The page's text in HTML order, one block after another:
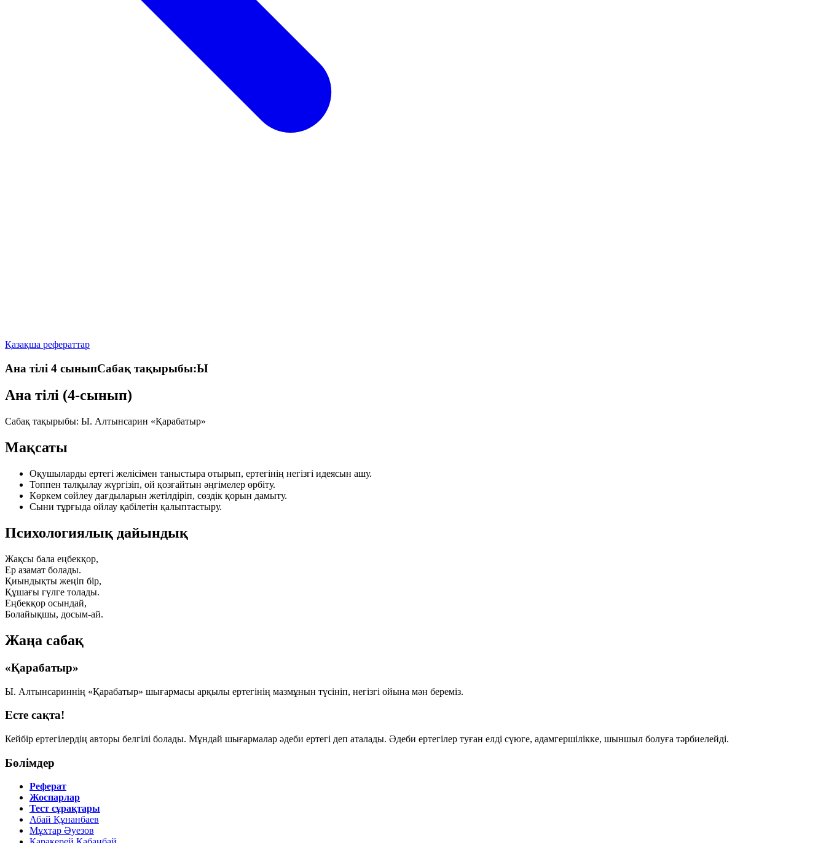
Қазақша рефераттар
Ана тілі 4 сыныпСабақ тақырыбы:Ы
Ана тілі (4-сынып)
Сабақ тақырыбы: Ы. Алтынсарин «Қарабатыр»
Мақсаты
Оқушыларды ертегі желісімен таныстыра отырып, ертегінің негізгі идеясын ашу.
Топпен талқылау жүргізіп, ой қозғайтын әңгімелер өрбіту.
Көркем сөйлеу дағдыларын жетілдіріп, сөздік қорын дамыту.
Сыни тұрғыда ойлау қабілетін қалыптастыру.
Психологиялық дайындық
Жақсы бала еңбекқор,
Ер азамат болады.
Қиындықты жеңіп бір,
Құшағы гүлге толады.
Еңбекқор осындай,
Болайықшы, досым-ай.
Жаңа сабақ
«Қарабатыр»
Ы. Алтынсариннің «Қарабатыр» шығармасы арқылы ертегінің мазмұнын түсініп, негізгі ойына мән береміз.
Есте сақта!
Кейбір ертегілердің авторы белгілі болады. Мұндай шығармалар әдеби ертегі деп аталады. Әдеби ертегілер туған елді сүюге, адамгершілікке, шыншыл болуға тәрбиелейді.
Бөлімдер
Реферат
Жоспарлар
Тест сұрақтары
Абай Құнанбаев
Мұхтар Әуезов